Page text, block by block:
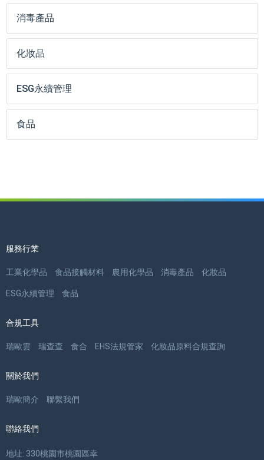
消毒產品
化妝品
ESG永續管理
食品
服務行業
工業化學品 食品接觸材料 農用化學品 消毒產品 化妝品
ESG永續管理 食品
合規工具
瑞歐雲 瑞查查 食合 EHS法規管家 化妝品原料合規查詢
關於我們
瑞歐簡介 聯繫我們
聯絡我們
地址: 330桃園市桃園區幸